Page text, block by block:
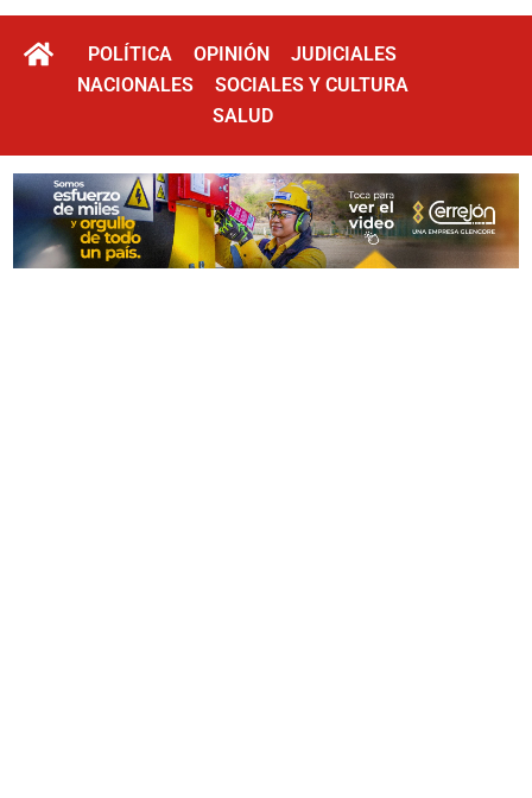
POLÍTICA OPINIÓN
JUDICIALES
NACIONALES
SOCIALES Y CULTURA
SALUD